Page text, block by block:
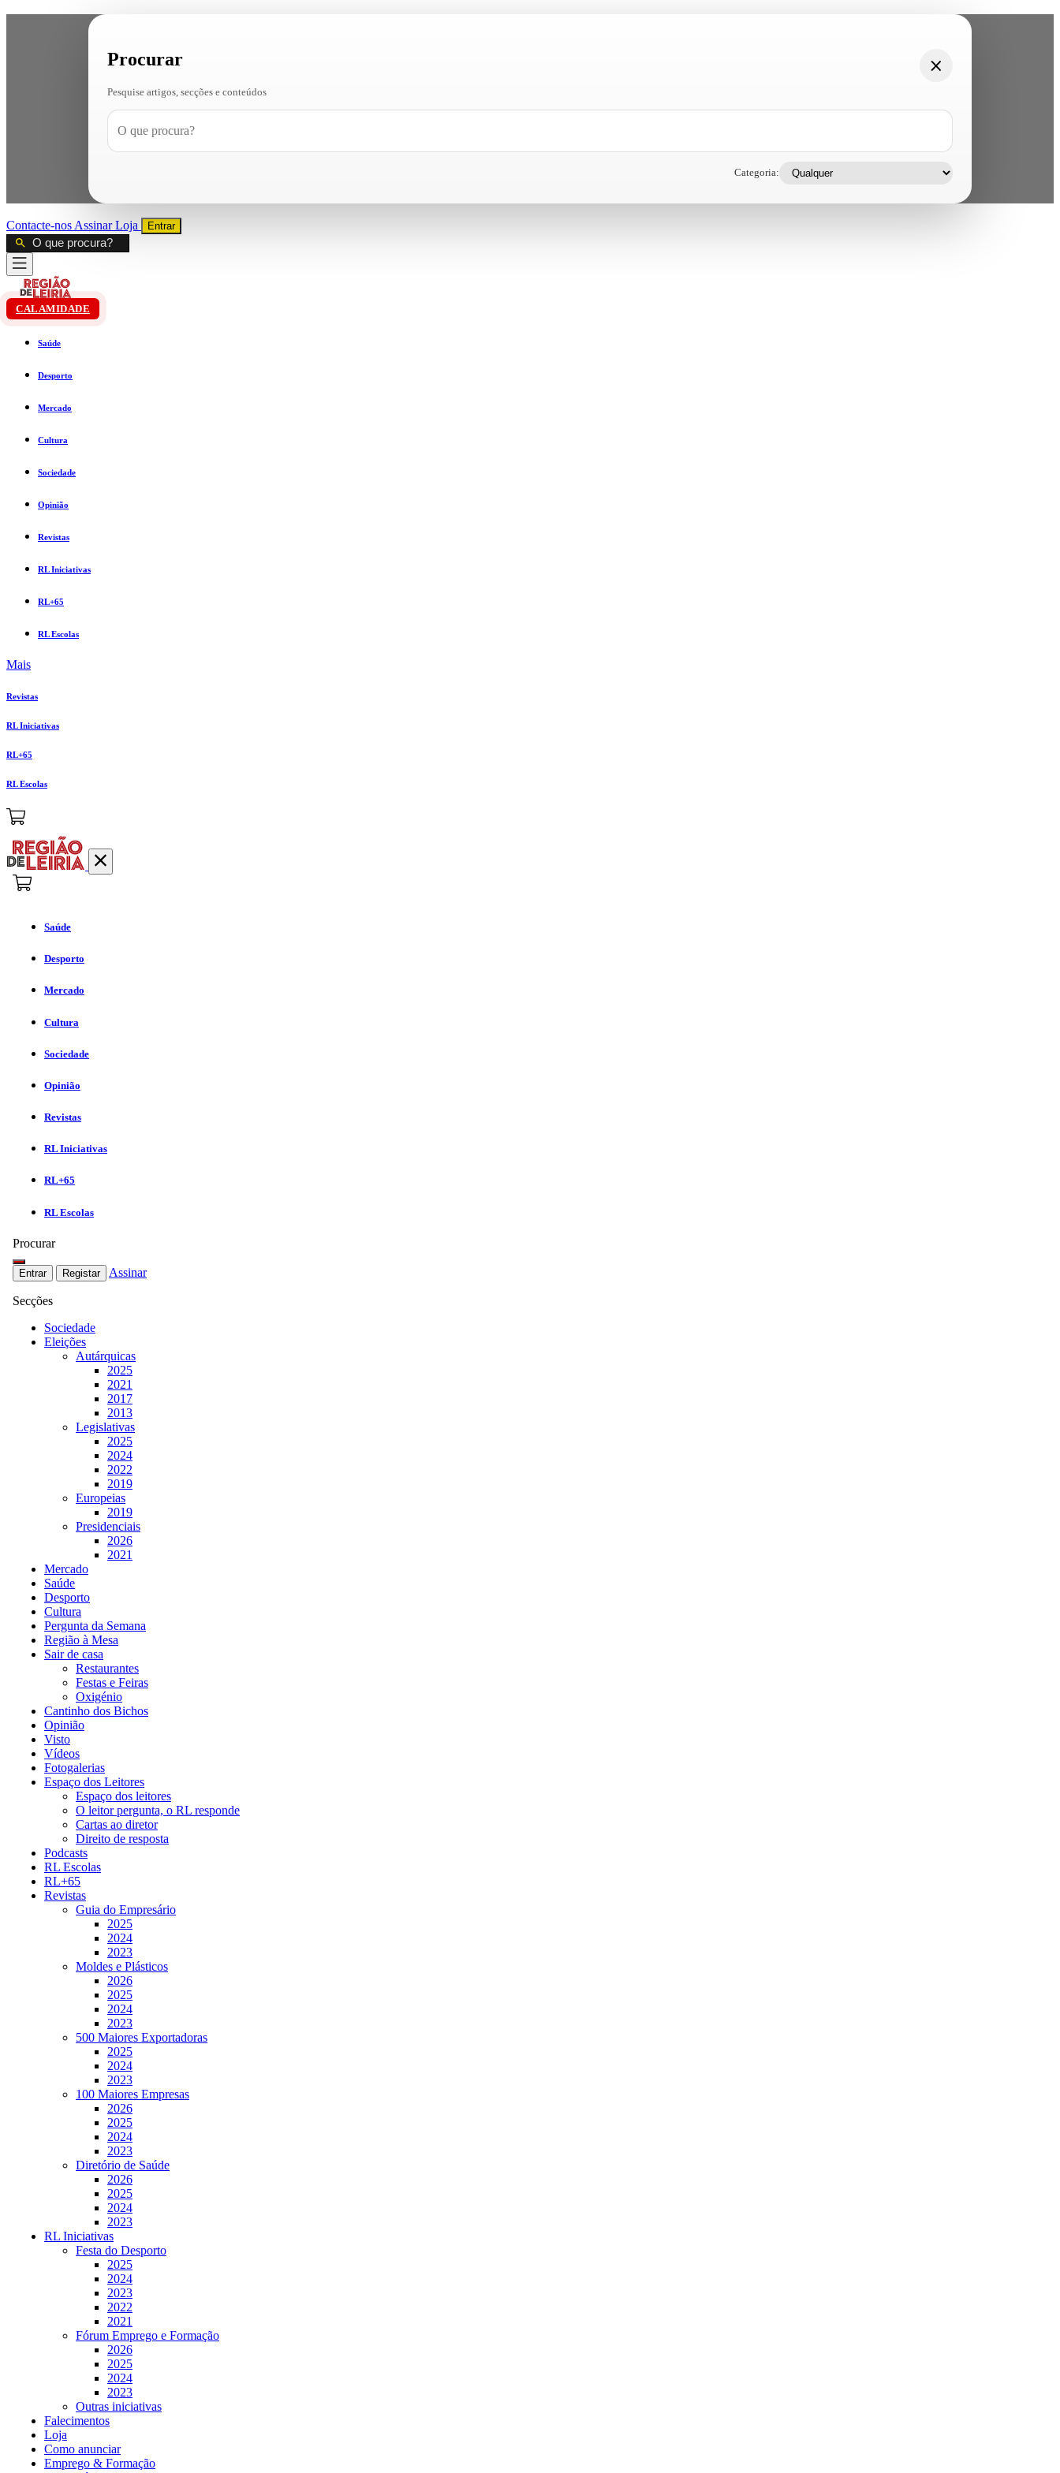
Procurar
Pesquise artigos, secções e conteúdos
Categoria:
Contacte-nos AssinarLoja Entrar
CALAMIDADE
Saúde
Desporto
Mercado
Cultura
Sociedade
Opinião
Revistas
RL Iniciativas
RL+65
RL Escolas
Mais
Revistas
RL Iniciativas
RL+65
RL Escolas
Saúde
Desporto
Mercado
Cultura
Sociedade
Opinião
Revistas
RL Iniciativas
RL+65
RL Escolas
Procurar
Entrar Registar Assinar
Secções
Sociedade
Eleições
Autárquicas
2025
2021
2017
2013
Legislativas
2025
2024
2022
2019
Europeias
2019
Presidenciais
2026
2021
Mercado
Saúde
Desporto
Cultura
Pergunta da Semana
Região à Mesa
Sair de casa
Restaurantes
Festas e Feiras
Oxigénio
Cantinho dos Bichos
Opinião
Visto
Vídeos
Fotogalerias
Espaço dos Leitores
Espaço dos leitores
O leitor pergunta, o RL responde
Cartas ao diretor
Direito de resposta
Podcasts
RL Escolas
RL+65
Revistas
Guia do Empresário
2025
2024
2023
Moldes e Plásticos
2026
2025
2024
2023
500 Maiores Exportadoras
2025
2024
2023
100 Maiores Empresas
2026
2025
2024
2023
Diretório de Saúde
2026
2025
2024
2023
RL Iniciativas
Festa do Desporto
2025
2024
2023
2022
2021
Fórum Emprego e Formação
2026
2025
2024
2023
Outras iniciativas
Falecimentos
Loja
Como anunciar
Emprego & Formação